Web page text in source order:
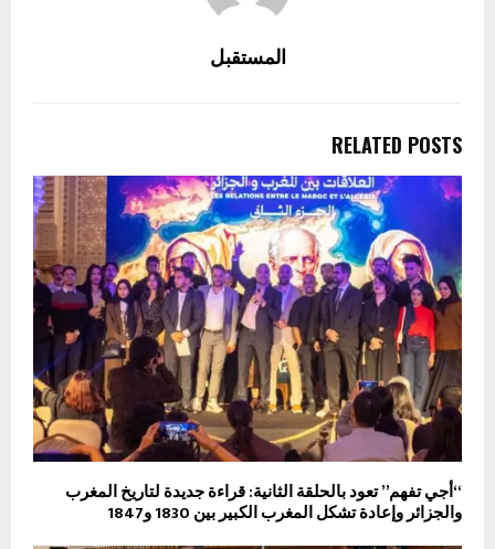
المستقبل
RELATED POSTS
“أجي تفهم” تعود بالحلقة الثانية: قراءة جديدة لتاريخ المغرب
والجزائر وإعادة تشكل المغرب الكبير بين 1830 و1847